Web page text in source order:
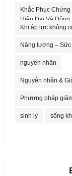
Khắc Phục
Hiện Đại Và Đông
Khi áp lực không
Năng lượng –
nguyên nhân
Nguyên nhân &
Phương pháp
sinh lý sống